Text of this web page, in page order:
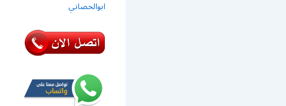
ابوالحصاني